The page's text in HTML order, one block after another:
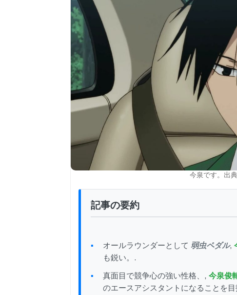
今泉です。出
記事の要約
オールラウンダーとして 弱虫ペダル,
も鋭い。.
真面目で競争心の強い性格、, 今泉俊
のエースアシスタントになることを目